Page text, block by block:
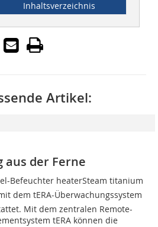
Inhaltsverzeichnis
Artikel:
aus der Ferne
Befeuchter heaterSteam titanium
dem tERA-Überwachungssystem
Mit dem zentralen Remote-
tERA können die